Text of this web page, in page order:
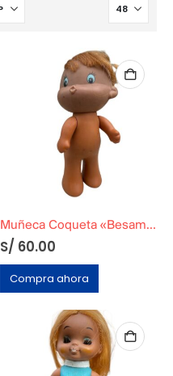
Muñeca Coqueta «Besame»
S/ 60.00
Compra ahora